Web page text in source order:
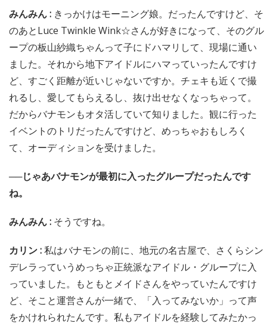
みんみん : きっかけはモーニング娘。だったんですけど、そ
のあとLuce Twinkle Wink☆さんが好きになって、そのグル
ープの板山紗織ちゃんって子にドハマリして、現場に通い
ました。それから地下アイドルにハマっていったんですけ
ど、すごく距離が近いじゃないですか。チェキも近くで撮
れるし、愛してもらえるし、抜け出せなくなっちゃって。
だからバナモンもオタ活していて知りました。観に行った
イベントのトリだったんですけど、めっちゃおもしろく
て、オーディションを受けました。
──じゃあバナモンが最初に入ったグループだったんです
ね。
みんみん : そうですね。
カリン :私はバナモンの前に、地元の名古屋で、さくらシン
デレラっていうめっちゃ正統派なアイドル・グループに入
っていました。もともとメイドさんをやっていたんですけ
ど、そこと運営さんが一緒で、「入ってみないか」って声
をかけれられたんです。私もアイドルを経験してみたかっ